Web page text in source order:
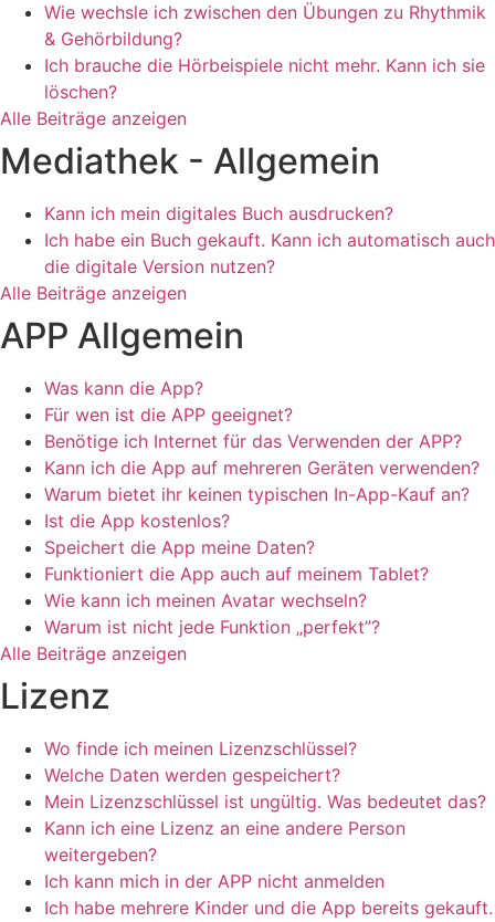
Wie wechsle ich zwischen den Übungen zu Rhythmik
& Gehörbildung?
Ich brauche die Hörbeispiele nicht mehr. Kann ich sie
löschen?
Alle Beiträge anzeigen
Mediathek - Allgemein
Kann ich mein digitales Buch ausdrucken?
Ich habe ein Buch gekauft. Kann ich automatisch auch
die digitale Version nutzen?
Alle Beiträge anzeigen
APP Allgemein
Was kann die App?
Für wen ist die APP geeignet?
Benötige ich Internet für das Verwenden der APP?
Kann ich die App auf mehreren Geräten verwenden?
Warum bietet ihr keinen typischen In-App-Kauf an?
Ist die App kostenlos?
Speichert die App meine Daten?
Funktioniert die App auch auf meinem Tablet?
Wie kann ich meinen Avatar wechseln?
Warum ist nicht jede Funktion „perfekt”?
Alle Beiträge anzeigen
Lizenz
Wo finde ich meinen Lizenzschlüssel?
Welche Daten werden gespeichert?
Mein Lizenzschlüssel ist ungültig. Was bedeutet das?
Kann ich eine Lizenz an eine andere Person
weitergeben?
Ich kann mich in der APP nicht anmelden
Ich habe mehrere Kinder und die App bereits gekauft.